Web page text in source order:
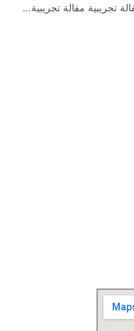
تجريبية مقالة تجريبية...